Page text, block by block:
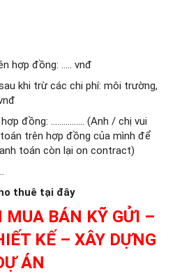
hợp đồng: ….. vnđ
khi trừ các chi phí: môi trường,
đồng: ……………. (Anh / chị vui
trên hợp đồng của mình để
toán còn lại on contract)
thuê tại đây
MUA BÁN KỸ GỬI –
KẾ – XÂY DỰNG
ÁN